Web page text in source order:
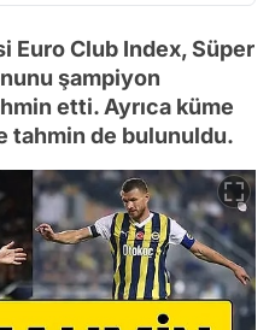
Euro Club Index, Süper
şampiyon
etti. Ayrıca küme
tahmin de bulunuldu.